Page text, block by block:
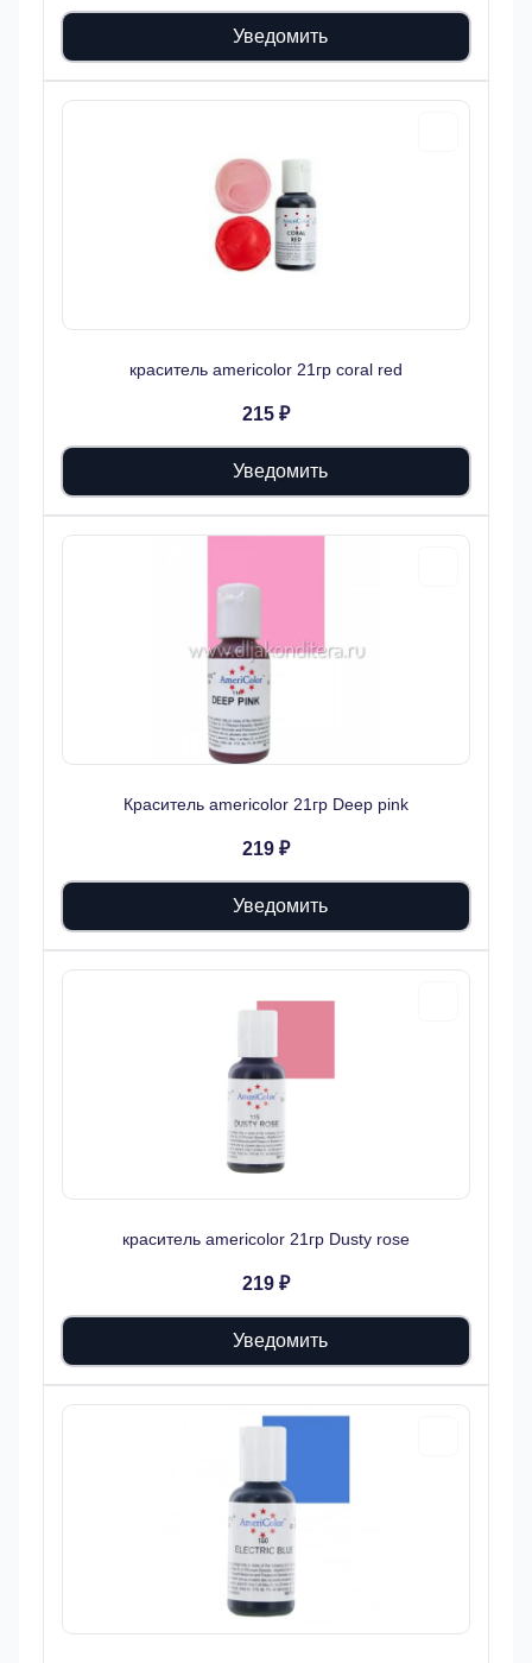
Уведомить
краситель americolor 21гр coral red
215 ₽
Уведомить
Краситель americolor 21гр Deep pink
219 ₽
Уведомить
краситель americolor 21гр Dusty rose
219 ₽
Уведомить